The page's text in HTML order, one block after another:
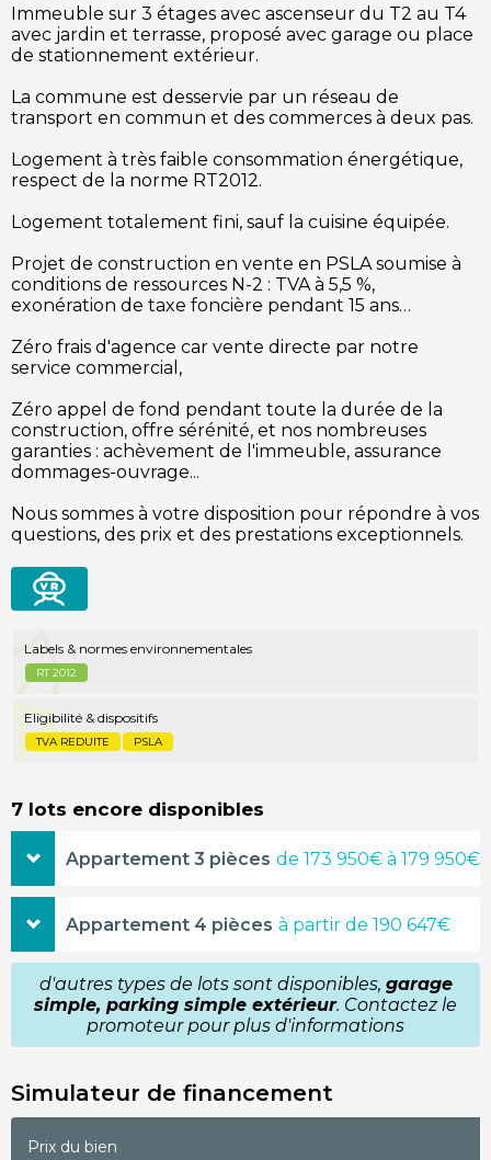
Immeuble sur 3 étages avec ascenseur du T2 au T4
avec jardin et terrasse, proposé avec garage ou place
de stationnement extérieur.
La commune est desservie par un réseau de
transport en commun et des commerces à deux pas.
Logement à très faible consommation énergétique,
respect de la norme RT2012.
Logement totalement fini, sauf la cuisine équipée.
Projet de construction en vente en PSLA soumise à
conditions de ressources N-2 : TVA à 5,5 %,
exonération de taxe foncière pendant 15 ans…
Zéro frais d'agence car vente directe par notre
service commercial,
Zéro appel de fond pendant toute la durée de la
construction, offre sérénité, et nos nombreuses
garanties : achèvement de l'immeuble, assurance
dommages-ouvrage...
Nous sommes à votre disposition pour répondre à vos
questions, des prix et des prestations exceptionnels.
virtuelle
Labels & normes environnementales
RT 2012
Eligibilité & dispositifs
TVA REDUITE PSLA
7 lots encore disponibles
Appartement 3 pièces de 173 950€ à 179 950€
étage
demander le plan
60,71m² 174 560€
2e étage
11.00m²
Appartement 4 pièces à partir de 190 647€
77,08m² 190 647€
étage
3e étage
balcon
11.00m²
d'autres types de lots sont disponibles, garage
simple, parking simple extérieur. Contactez le
promoteur pour plus d'informations
Simulateur de financement
Prix du bien